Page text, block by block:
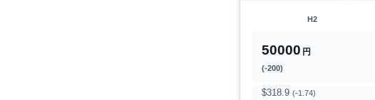
H2
50000 円
(-200)
$318.9 (-1.74)